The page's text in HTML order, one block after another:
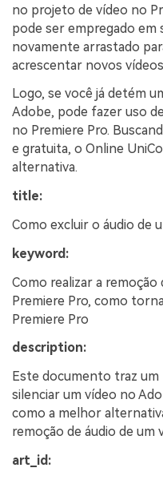
no projeto de vídeo no
pode ser empregado em
novamente arrastado
acrescentar novos
Logo, se você já detém
Adobe, pode fazer uso
no Premiere Pro.
e gratuita, o Online
alternativa.
title:
Como excluir o áudio de
keyword:
Como realizar a
Premiere Pro, como
Premiere Pro
description:
Este documento traz
silenciar um vídeo no
como a melhor
remoção de áudio de um
art_id: